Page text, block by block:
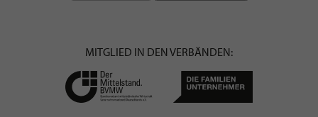
MITGLIED IN DEN VERBÄNDEN: